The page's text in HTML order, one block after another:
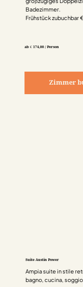
Badezimmer.
Frühstück zubuchbar
ab € 174,00 / Person
Zimmer
Suite Austin Power
Ampia suite in stile
bagno, cucina,